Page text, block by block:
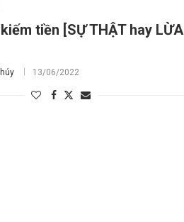
tiền [SỰ THẬT hay LỪA
13/06/2022